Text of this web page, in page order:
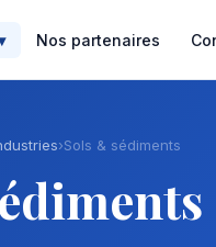
Nos partenaires
›Sols & sédiments